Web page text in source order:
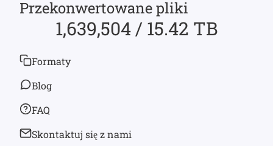
Przekonwertowane pliki
1,639,504 / 15.42 TB
Formaty
Blog
FAQ
Skontaktuj się z nami